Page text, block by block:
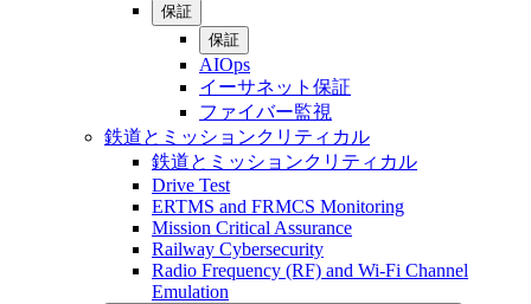
保証
保証
AIOps
イーサネット保証
ファイバー監視
鉄道とミッションクリティカル
鉄道とミッションクリティカル
Drive Test
ERTMS and FRMCS Monitoring
Mission Critical Assurance
Railway Cybersecurity
Radio Frequency (RF) and Wi-Fi Channel
Emulation